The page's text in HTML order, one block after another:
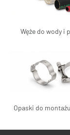
Węże do wody i
Opaski do